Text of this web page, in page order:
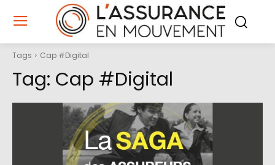
Tags Cap #Digital
Tag: Cap #Digital